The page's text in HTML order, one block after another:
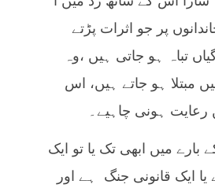
پر جو اثرات پڑتے
تباہ ہو جاتی ہیں ،وہ
مبتلا ہو جاتے ہیں، اس
ہونی چاہیے۔
بارے میں ابھی تک یا تو ایک
ایک قانونی جنگ ہے اور